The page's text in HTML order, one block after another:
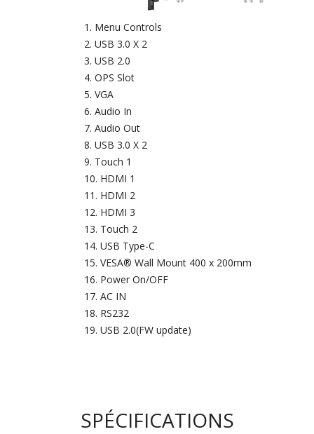
Menu Controls
USB 3.0 X 2
USB 2.0
OPS Slot
VGA
Audio In
Audio Out
USB 3.0 X 2
Touch 1
HDMI 1
HDMI 2
HDMI 3
Touch 2
USB Type-C
VESA® Wall Mount 400 x 200mm
Power On/OFF
AC IN
RS232
USB 2.0(FW update)
SPÉCIFICATIONS